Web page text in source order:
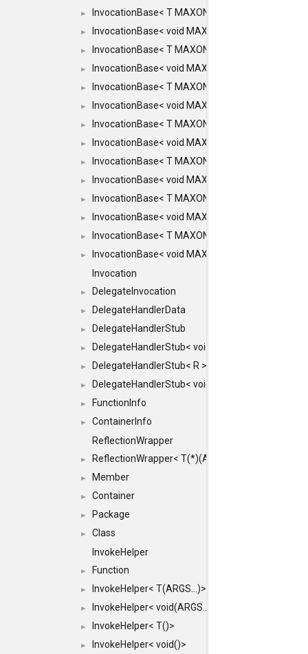
► InvocationBase< T
► InvocationBase< void
► InvocationBase< T
► InvocationBase< void
► InvocationBase< T
► InvocationBase< void
► InvocationBase< T
► InvocationBase< void
► InvocationBase< T
► InvocationBase< void
► InvocationBase< T
► InvocationBase< void
► InvocationBase< T
►
InvocationBase< void
Invocation
► DelegateInvocation
► DelegateHandlerData
► DelegateHandlerStub
► DelegateHandlerStub< void, ARGS... >
► DelegateHandlerStub< R >
► DelegateHandlerStub< void >
► FunctionInfo
►
ContainerInfo
ReflectionWrapper
► ReflectionWrapper< T(*)(ARGS...)>
► Member
► Container
► Package
►
Class
InvokeHelper
► Function
► InvokeHelper< T(ARGS...)>
► InvokeHelper< void(ARGS...)>
► InvokeHelper< T()>
► InvokeHelper< void()>